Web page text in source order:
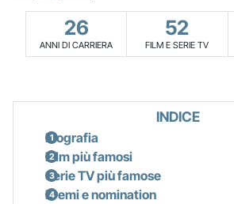
26
ANNI DI CARRIERA
52
FILM E SERIE TV
INDICE
Biografia
Film più famosi
Serie TV più famose
Premi e nomination